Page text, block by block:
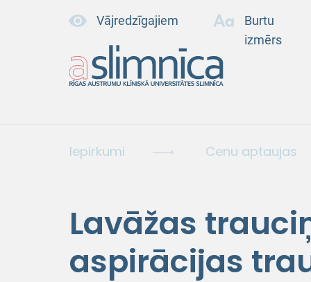
Vājredzīgajiem
Burtu
izmērs
Iepirkumi Cenu aptaujas
Lavāžas
aspirācijas